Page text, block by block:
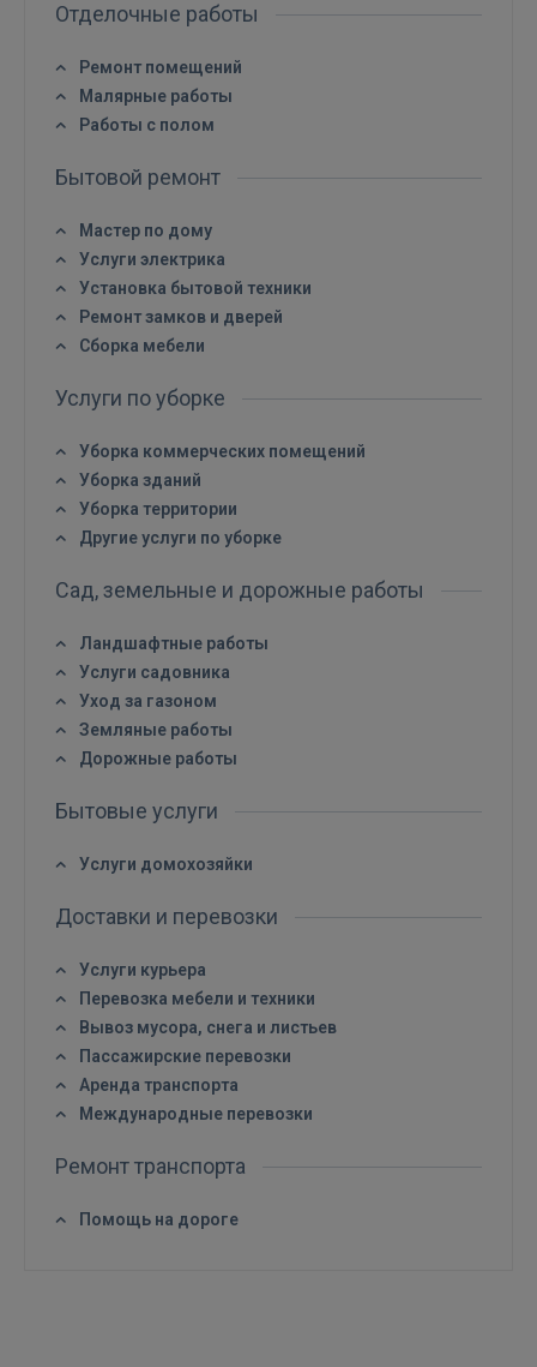
GOOGLE
 Sign in with Apple
Отделочные работы
Ремонт помещений
Малярные работы
Работы с полом
Бытовой ремонт
Мастер по дому
Услуги электрика
Установка бытовой техники
Ремонт замков и дверей
Сборка мебели
Услуги по уборке
Уборка коммерческих помещений
Уборка зданий
Уборка территории
Другие услуги по уборке
Сад, земельные и дорожные работы
Ландшафтные работы
Услуги садовника
Уход за газоном
Земляные работы
Дорожные работы
Бытовые услуги
Услуги домохозяйки
Доставки и перевозки
Услуги курьера
Перевозка мебели и техники
Вывоз мусора, снега и листьев
Пассажирские перевозки
Аренда транспорта
Международные перевозки
Ремонт транспорта
Помощь на дороге